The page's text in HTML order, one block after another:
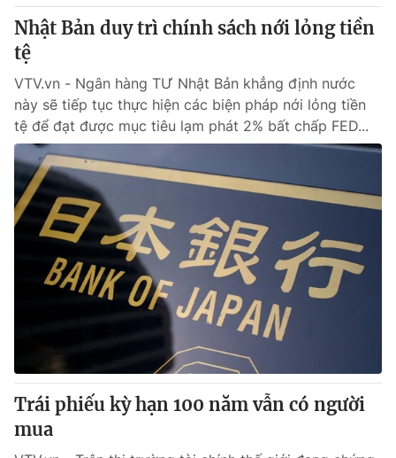
Nhật Bản duy trì chính sách nới lỏng tiền
tệ
VTV.vn - Ngân hàng TƯ Nhật Bản khẳng định nước
này sẽ tiếp tục thực hiện các biện pháp nới lỏng tiền
tệ để đạt được mục tiêu lạm phát 2% bất chấp FED...
Trái phiếu kỳ hạn 100 năm vẫn có người
mua